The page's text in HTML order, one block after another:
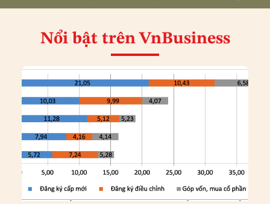
Nổi bật trên VnBusiness